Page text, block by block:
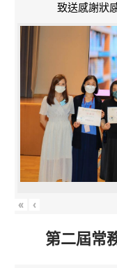
致送感謝狀
« ‹
第二屆常